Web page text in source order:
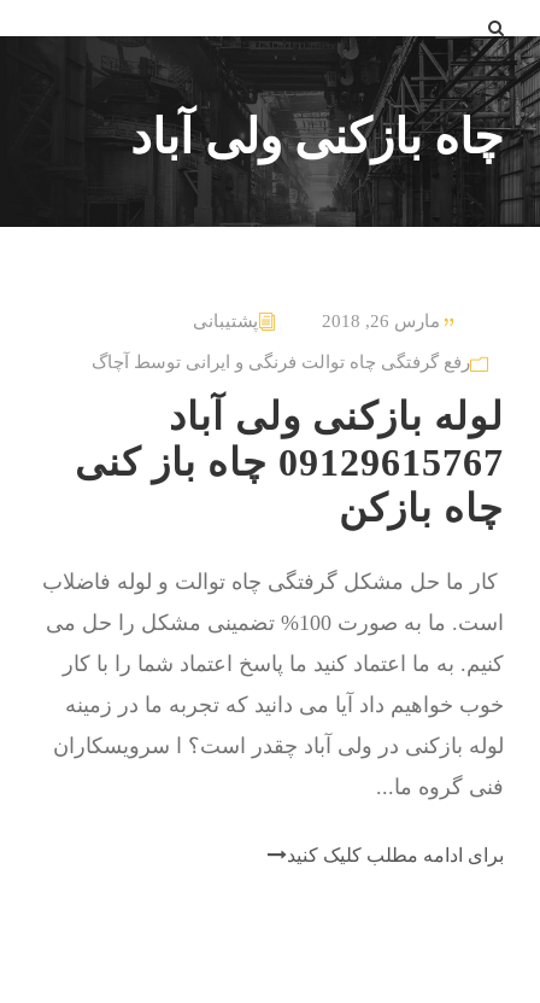
چاه بازکنی ولی آباد
مارس 26, 2018 پشتیبانی
رفع گرفتگی چاه توالت فرنگی و ایرانی توسط آچاگ
لوله بازکنی ولی آباد
09129615767 چاه باز کنی
چاه بازکن
کار ما حل مشکل گرفتگی چاه توالت و لوله فاضلاب
است. ما به صورت 100% تضمینی مشکل را حل می
کنیم. به ما اعتماد کنید ما پاسخ اعتماد شما را با کار
خوب خواهیم داد آیا می دانید که تجربه ما در زمینه
لوله بازکنی در ولی آباد چقدر است؟ ا سرویسکاران
فنی گروه ما...
برای ادامه مطلب کلیک کنید